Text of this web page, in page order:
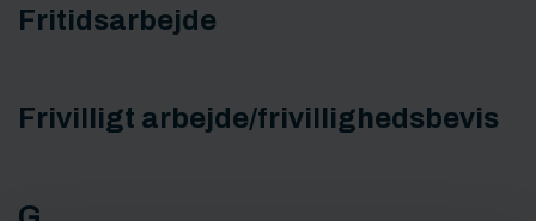
Fritidsarbejde
Frivilligt arbejde/frivillighedsbevis